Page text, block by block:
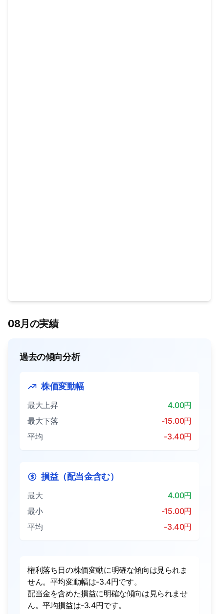
08月の実績
過去の傾向分析
株価変動幅
最大上昇
4.00円
最大下落
-15.00円
平均
-3.40円
損益（配当金含む）
最大
4.00円
最小
-15.00円
平均
-3.40円
権利落ち日の株価変動に明確な傾向は見られま
せん。平均変動幅は-3.4円です。
配当金を含めた損益に明確な傾向は見られませ
ん。平均損益は-3.4円です。